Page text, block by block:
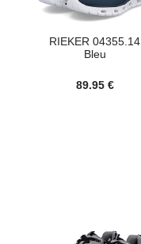
RIEKER 04355.14
Bleu
89.95 €